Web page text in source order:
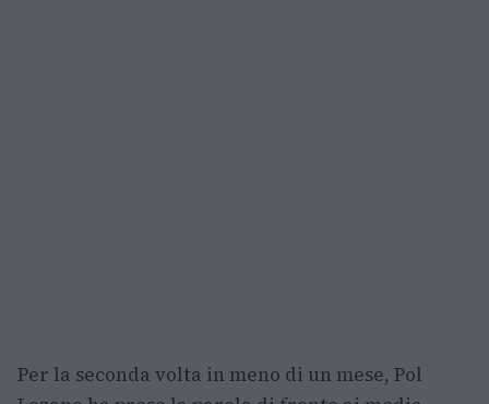
Per la seconda volta in meno di un mese, Pol